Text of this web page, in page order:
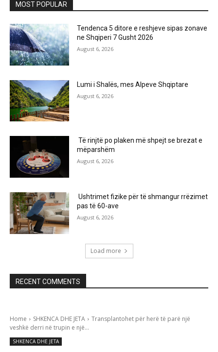
MOST POPULAR
Tendenca 5 ditore e reshjeve sipas zonave
ne Shqiperi 7 Gusht 2026
August 6, 2026
Lumi i Shalës, mes Alpeve Shqiptare
August 6, 2026
Të rinjtë po plaken më shpejt se brezat e
mëparshëm
August 6, 2026
Ushtrimet fizike për të shmangur rrëzimet
pas të 60-ave
August 6, 2026
Load more
RECENT COMMENTS